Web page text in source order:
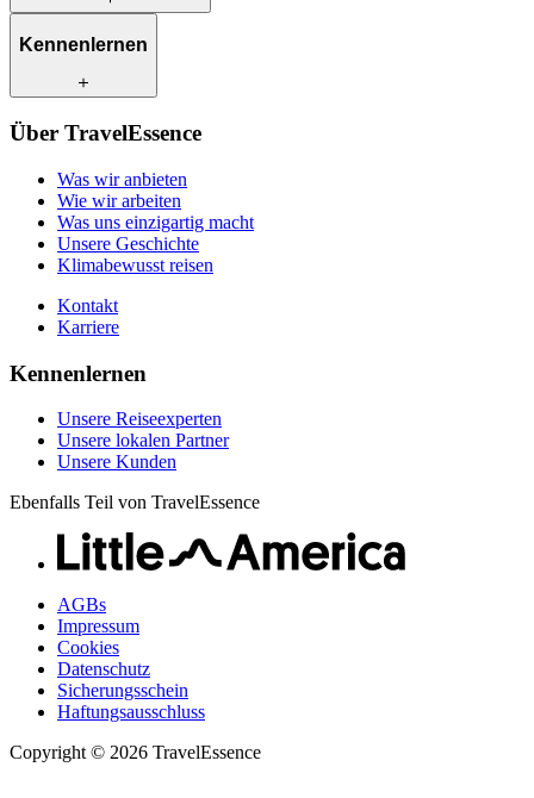
Was wir anbieten
Was uns einzigartig macht
Klimabewusst reisen
Kontakt
Karriere
Kennenlernen
Unsere Reiseexperten
Unsere Kunden
Über TravelEssence
Was wir anbieten
Wie wir arbeiten
Was uns einzigartig macht
Unsere Geschichte
Klimabewusst reisen
Kontakt
Karriere
Kennenlernen
Unsere Reiseexperten
Unsere lokalen Partner
Unsere Kunden
Ebenfalls Teil von TravelEssence
AGBs
Impressum
Cookies
Datenschutz
Sicherungsschein
Haftungsausschluss
Copyright © 2026 TravelEssence